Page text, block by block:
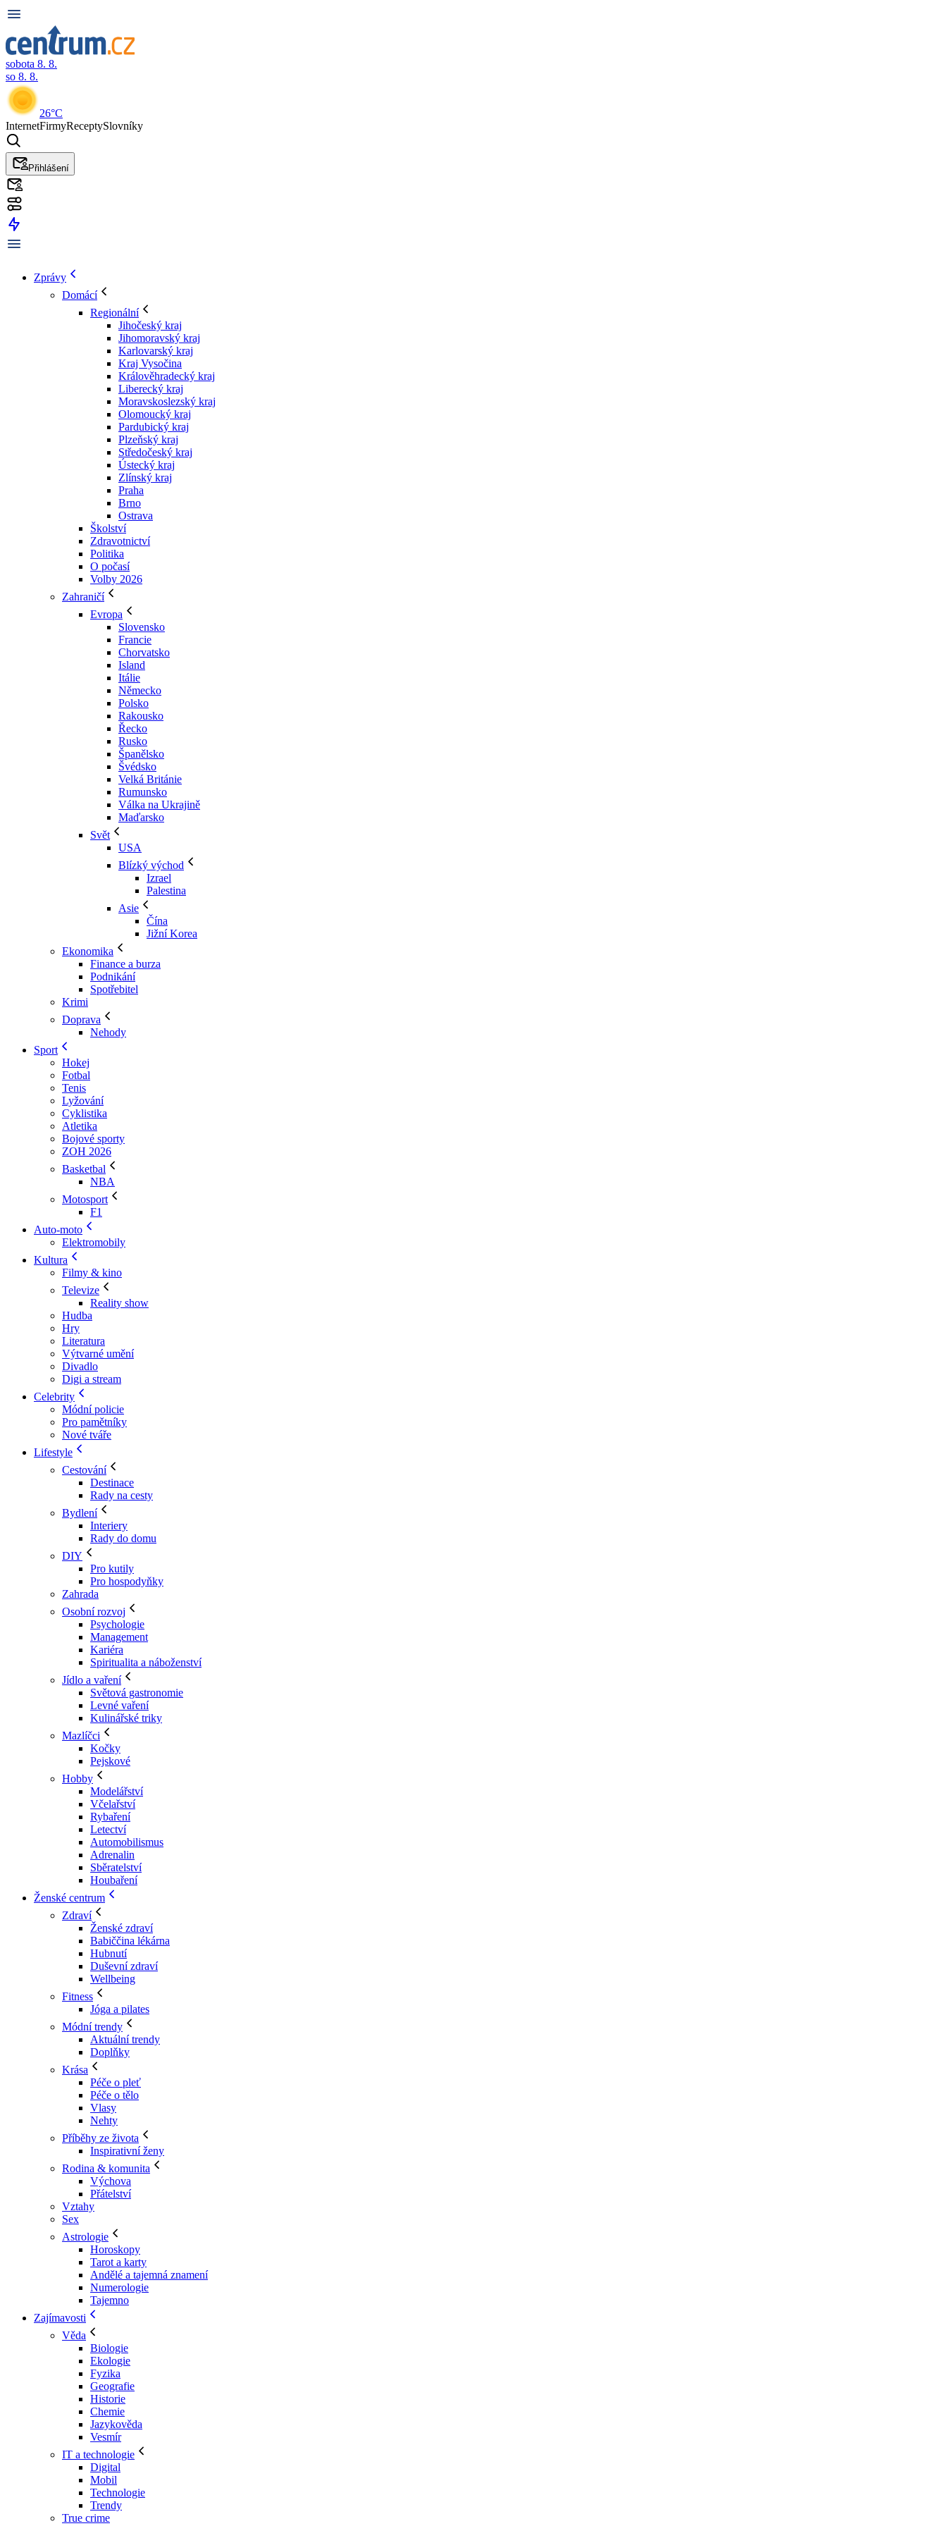
sobota 8. 8.
so 8. 8.
26°C
InternetFirmyReceptySlovníky
Přihlášení
Zprávy
Domácí
Regionální
Jihočeský kraj
Jihomoravský kraj
Karlovarský kraj
Kraj Vysočina
Králověhradecký kraj
Liberecký kraj
Moravskoslezský kraj
Olomoucký kraj
Pardubický kraj
Plzeňský kraj
Středočeský kraj
Ústecký kraj
Zlínský kraj
Praha
Brno
Ostrava
Školství
Zdravotnictví
Politika
O počasí
Volby 2026
Zahraničí
Evropa
Slovensko
Francie
Chorvatsko
Island
Itálie
Německo
Polsko
Rakousko
Řecko
Rusko
Španělsko
Švédsko
Velká Británie
Rumunsko
Válka na Ukrajině
Maďarsko
Svět
USA
Blízký východ
Izrael
Palestina
Asie
Čína
Jižní Korea
Ekonomika
Finance a burza
Podnikání
Spotřebitel
Krimi
Doprava
Nehody
Sport
Hokej
Fotbal
Tenis
Lyžování
Cyklistika
Atletika
Bojové sporty
ZOH 2026
Basketbal
NBA
Motosport
F1
Auto-moto
Elektromobily
Kultura
Filmy & kino
Televize
Reality show
Hudba
Hry
Literatura
Výtvarné umění
Divadlo
Digi a stream
Celebrity
Módní policie
Pro pamětníky
Nové tváře
Lifestyle
Cestování
Destinace
Rady na cesty
Bydlení
Interiery
Rady do domu
DIY
Pro kutily
Pro hospodyňky
Zahrada
Osobní rozvoj
Psychologie
Management
Kariéra
Spiritualita a náboženství
Jídlo a vaření
Světová gastronomie
Levné vaření
Kulinářské triky
Mazlíčci
Kočky
Pejskové
Hobby
Modelářství
Včelařství
Rybaření
Letectví
Automobilismus
Adrenalin
Sběratelství
Houbaření
Ženské centrum
Zdraví
Ženské zdraví
Babiččina lékárna
Hubnutí
Duševní zdraví
Wellbeing
Fitness
Jóga a pilates
Módní trendy
Aktuální trendy
Doplňky
Krása
Péče o pleť
Péče o tělo
Vlasy
Nehty
Příběhy ze života
Inspirativní ženy
Rodina & komunita
Výchova
Přátelství
Vztahy
Sex
Astrologie
Horoskopy
Tarot a karty
Andělé a tajemná znamení
Numerologie
Tajemno
Zajímavosti
Věda
Biologie
Ekologie
Fyzika
Geografie
Historie
Chemie
Jazykověda
Vesmír
IT a technologie
Digital
Mobil
Technologie
Trendy
True crime